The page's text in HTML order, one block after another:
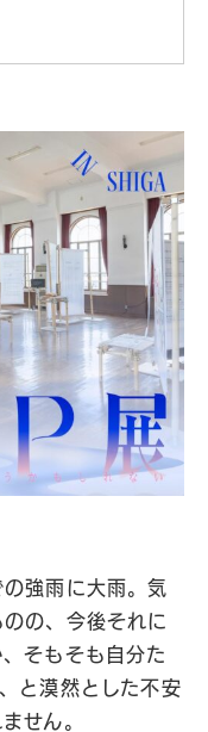
強雨に大雨。気
の、今後それに
そもそも自分た
と漠然とした不安
せん。